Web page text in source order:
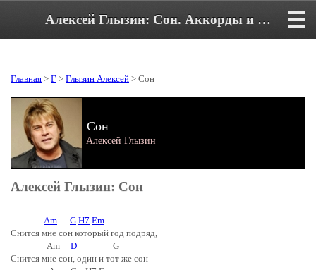
Алексей Глызин: Сон. Аккорды и текст песни
Главная > Г > Глызин Алексей > Сон
Сон
Алексей Глызин
Алексей Глызин: Сон
Am G H7 Em
Снится мне сон который год подряд,
Am D G
Снится мне сон, один и тот же сон